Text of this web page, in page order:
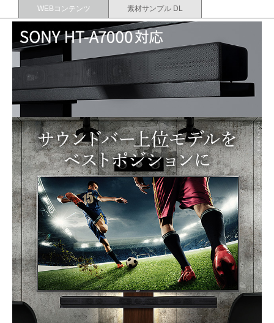
WEBコンテンツ 素材サンプル DL